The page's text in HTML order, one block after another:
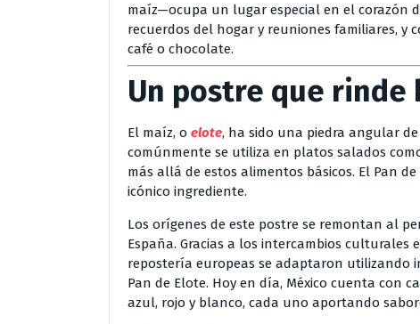
maíz—ocupa un lugar especial en el corazón
recuerdos del hogar y reuniones familiares, y
café o chocolate.
Un postre que rinde
El maíz, o elote, ha sido una piedra angular
comúnmente se utiliza en platos salados
más allá de estos alimentos básicos. El Pan
icónico ingrediente.
Los orígenes de este postre se remontan al
España. Gracias a los intercambios culturales
repostería europeas se adaptaron utilizando
Pan de Elote. Hoy en día, México cuenta con
azul, rojo y blanco, cada uno aportando